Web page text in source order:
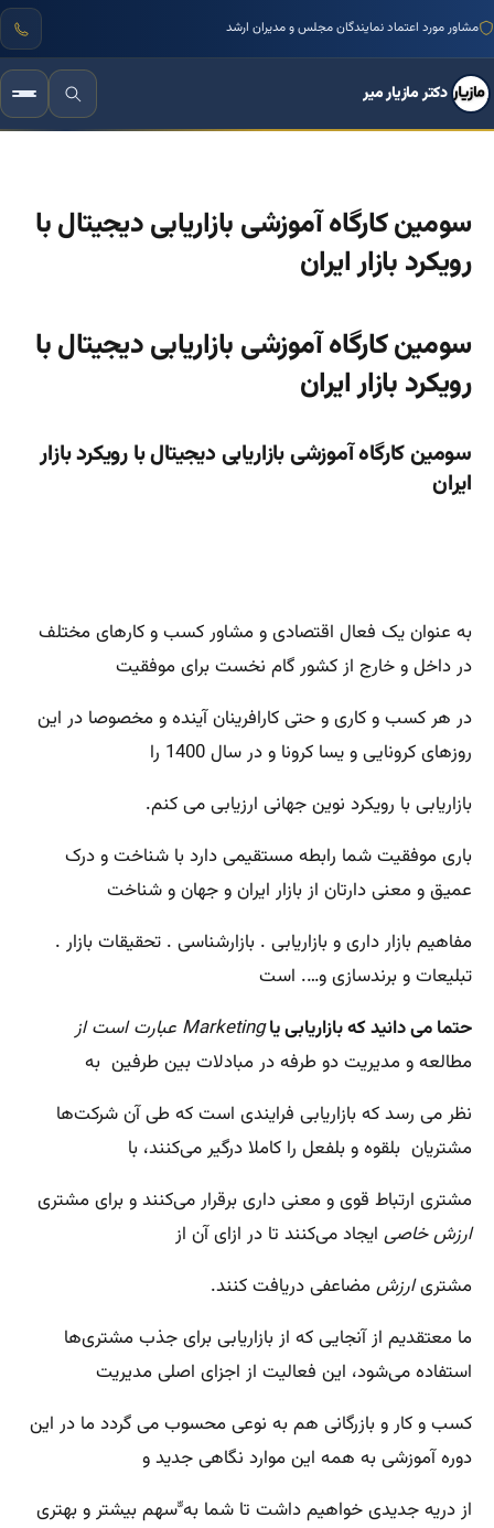
مشاور مورد اعتماد نمایندگان مجلس و مدیران ارشد
دکتر مازیار میر
سومین کارگاه آموزشی بازاریابی دیجیتال با
رویکرد بازار ایران
سومین کارگاه آموزشی بازاریابی دیجیتال با
رویکرد بازار ایران
سومین کارگاه آموزشی بازاریابی دیجیتال با رویکرد بازار
ایران
به عنوان یک فعال اقتصادی و مشاور کسب و کارهای مختلف
در داخل و خارج از کشور گام نخست برای موفقیت
در هر کسب و کاری و حتی کارافرینان آینده و مخصوصا در این
روزهای کرونایی و یسا کرونا و در سال 1400 را
بازاریابی با رویکرد نوین جهانی ارزیابی می کنم.
باری موفقیت شما رابطه مستقیمی دارد با شناخت و درک
عمیق و معنی دارتان از بازار ایران و جهان و شناخت
مفاهیم بازار داری و بازاریابی . بازارشناسی . تحقیقات بازار .
تبلیعات و برندسازی و…. است
حتما می دانید که بازاریابی یاMarketing عبارت است از
مطالعه و مدیریت دو طرفه در مبادلات بین طرفین به
نظر می رسد که بازاریابی فرایندی است که طی آن شرکت‌ها
مشتریان بلقوه و بلفعل را کاملا درگیر می‌کنند، با
مشتری ارتباط قوی و معنی داری برقرار می‌کنند و برای مشتری
ارزش خاصی ایجاد می‌کنند تا در ازای آن از
مشتریارزشمضاعفی دریافت کنند.
ما معتقدیم از آنجایی که از بازاریابی برای جذب مشتری‌ها
استفاده می‌شود، این فعالیت از اجزای اصلی مدیریت
کسب و کار و بازرگانی هم به نوعی محسوب می گردد ما در این
دوره آموزشی به همه این موارد نگاهی جدید و
از دریه جدیدی خواهیم داشت تا شما به ّّسهم بیشتر و بهتری